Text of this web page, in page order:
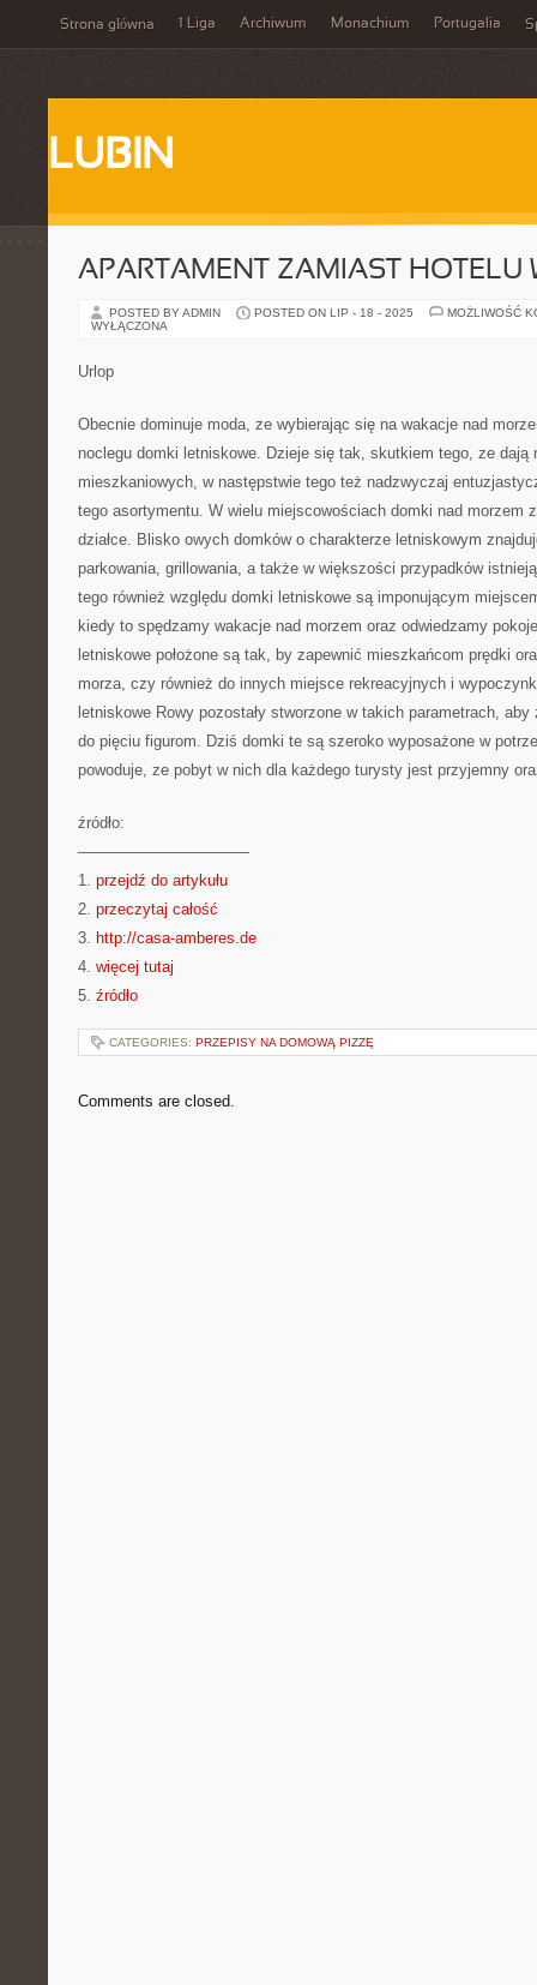
Strona główna 1 Liga Archiwum Monachium Portugalia
LUBIN
APARTAMENT ZAMIAST HOTELU
POSTED BY ADMIN POSTED ON LIP - 18 - 2025
MOŻLIWOŚĆ
WYŁĄCZONA
Urlop
Obecnie dominuje moda, ze wybierając się na wakacje nad
noclegu domki letniskowe. Dzieje się tak, skutkiem tego, ze dają
mieszkaniowych, w następstwie tego też nadzwyczaj
tego asortymentu. W wielu miejscowościach domki nad morzem
działce. Blisko owych domków o charakterze letniskowym
parkowania, grillowania, a także w większości przypadków
tego również względu domki letniskowe są imponującym
kiedy to spędzamy wakacje nad morzem oraz odwiedzamy
letniskowe położone są tak, by zapewnić mieszkańcom prędki
morza, czy również do innych miejsce rekreacyjnych i
letniskowe Rowy pozostały stworzone w takich parametrach,
do pięciu figurom. Dziś domki te są szeroko wyposażone w
powoduje, ze pobyt w nich dla każdego turysty jest przyjemny
źródło:
———————————
1. przejdź do artykułu
2. przeczytaj całość
3. http://casa-amberes.de
4. więcej tutaj
5. źródło
CATEGORIES: PRZEPISY NA DOMOWĄ PIZZĘ
Comments are closed.